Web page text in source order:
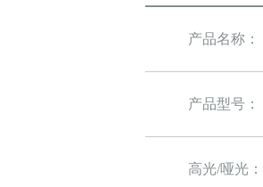
产品名称：
产品型号：
高光/哑光：